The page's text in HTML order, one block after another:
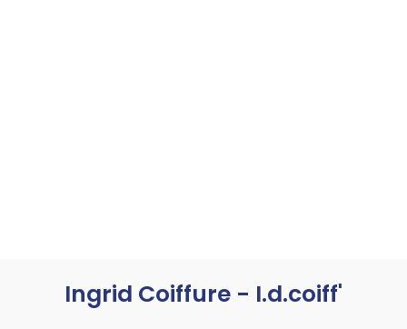
Ingrid Coiffure - I.d.coiff'